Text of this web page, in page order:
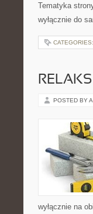
Tematyka
wyłącznie do
CATEGORIES:
RELAKS
POSTED BY
wyłącznie na